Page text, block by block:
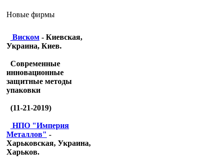
Новые фирмы
Виском - Киевская,
Украина, Киев.
Современные
инновационные
защитные методы
упаковки
(11-21-2019)
НПО "Империя
Металлов" -
Харьковская, Украина,
Харьков.